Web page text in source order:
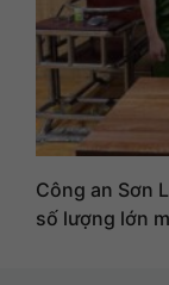
Công an Sơn
số lượng lớn